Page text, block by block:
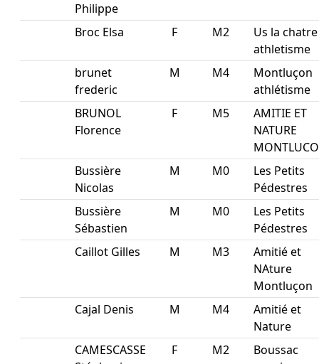
Philippe
Broc Elsa F M2
Us la chatre
athletisme
brunet
frederic
M M4
Montluçon
athlétisme
BRUNOL
Florence
F M5
AMITIE ET
NATURE
Bussière
Nicolas
M M0
Les Petits
Pédestres
Bussière
Sébastien
M M0
Les Petits
Pédestres
Caillot Gilles
M M3
Amitié et
NAture
Montluçon
Cajal Denis
M M4
Amitié et
Nature
CAMESCASSE
F M2
Boussac